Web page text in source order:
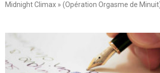
Midnight Climax » (Opération Orgasme de